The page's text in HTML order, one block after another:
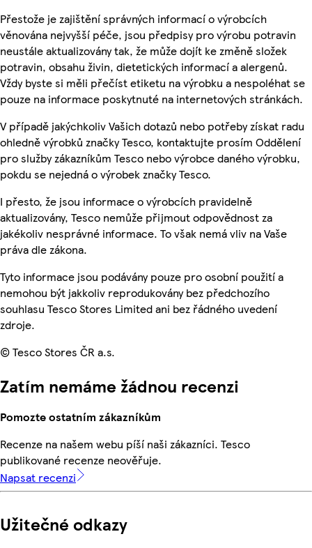
Přestože je zajištění správných informací o výrobcích
věnována nejvyšší péče, jsou předpisy pro výrobu potravin
neustále aktualizovány tak, že může dojít ke změně složek
potravin, obsahu živin, dietetických informací a alergenů.
Vždy byste si měli přečíst etiketu na výrobku a nespoléhat se
pouze na informace poskytnuté na internetových stránkách.
V případě jakýchkoliv Vašich dotazů nebo potřeby získat radu
ohledně výrobků značky Tesco, kontaktujte prosím Oddělení
pro služby zákazníkům Tesco nebo výrobce daného výrobku,
pokdu se nejedná o výrobek značky Tesco.
I přesto, že jsou informace o výrobcích pravidelně
aktualizovány, Tesco nemůže přijmout odpovědnost za
jakékoliv nesprávné informace. To však nemá vliv na Vaše
práva dle zákona.
Tyto informace jsou podávány pouze pro osobní použití a
nemohou být jakkoliv reprodukovány bez předchozího
souhlasu Tesco Stores Limited ani bez řádného uvedení
zdroje.
© Tesco Stores ČR a.s.
Zatím nemáme žádnou recenzi
Pomozte ostatním zákazníkům
Recenze na našem webu píší naši zákazníci. Tesco
publikované recenze neověřuje.
Napsat recenzi
Užitečné odkazy